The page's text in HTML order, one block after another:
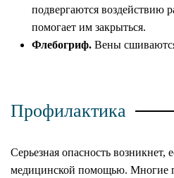
подвергаются воздействию
помогает им закрыться.
Флебогриф. Вены
Профилактика
Серьезная опасность возникнет,
медицинской помощью. Многие